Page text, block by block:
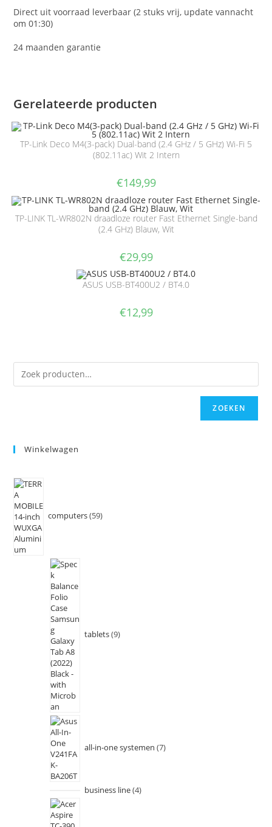
Direct uit voorraad leverbaar (2 stuks vrij, update vannacht
om 01:30)
24 maanden garantie
Gerelateerde producten
TP-Link Deco M4(3-pack) Dual-band (2.4 GHz / 5 GHz) Wi-Fi 5
(802.11ac) Wit 2 Intern
€149,99
TP-LINK TL-WR802N draadloze router Fast Ethernet Single-band
(2.4 GHz) Blauw, Wit
€29,99
ASUS USB-BT400U2 / BT4.0
€12,99
ZOEKEN
Winkelwagen
computers 59
tablets 9
all-in-one systemen 7
business line 4